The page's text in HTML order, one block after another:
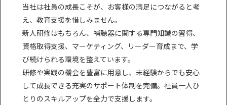
当社は社員の成長こそが、お客様の満足につながると考
え、教育支援を惜しみません。
新人研修はもちろん、補聴器に関する専門知識の習得、
資格取得支援、マーケティング、リーダー育成まで、学
び続けられる環境を整えています。
研修や実践の機会を豊富に用意し、未経験からでも安心
して成長できる充実のサポート体制を完備。社員一人ひ
とりのスキルアップを全力で支援します。